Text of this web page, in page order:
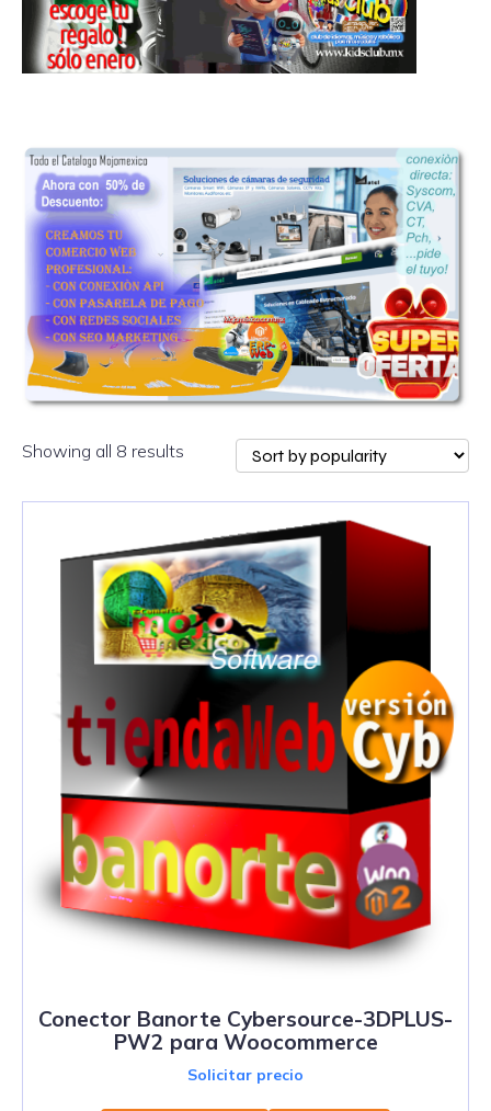
Showing all 8 results
Conector Banorte Cybersource-3DPLUS-
PW2 para Woocommerce
Solicitar precio